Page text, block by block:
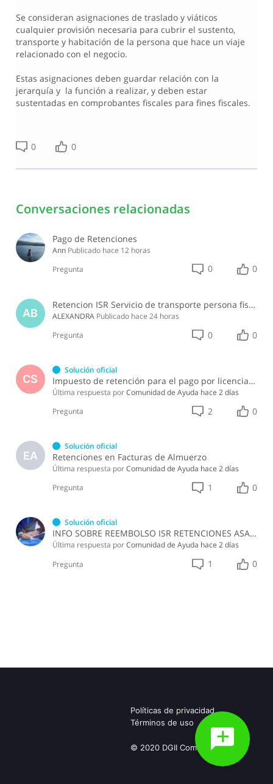
Se consideran asignaciones de traslado y viáticos
cualquier provisión necesaria para cubrir el sustento,
transporte y habitación de la persona que hace un viaje
relacionado con el negocio.
Estas asignaciones deben guardar relación con la
jerarquía y la función a realizar, y deben estar
sustentadas en comprobantes fiscales para fines fiscales.
0 0
Conversaciones relacionadas
Pago de Retenciones
Ann Publicado hace 12 horas
Pregunta
0 0
AB
Retencion ISR Servicio de transporte persona fisica
ALEXANDRA Publicado hace 24 horas
Pregunta
0 0
CS
Solución oficial
Impuesto de retención para el pago por licencia de software y soporte de software ?
Última respuesta porComunidad de Ayuda hace 2 días
Pregunta
2 0
EA
Solución oficial
Retenciones en Facturas de Almuerzo
Última respuesta porComunidad de Ayuda hace 2 días
Pregunta
1 0
Solución oficial
INFO SOBRE REEMBOLSO ISR RETENCIONES ASALARIADOS
Última respuesta porComunidad de Ayuda hace 2 días
Pregunta
1 0
Políticas de privacidad
Términos de uso
© 2020 DGII Community